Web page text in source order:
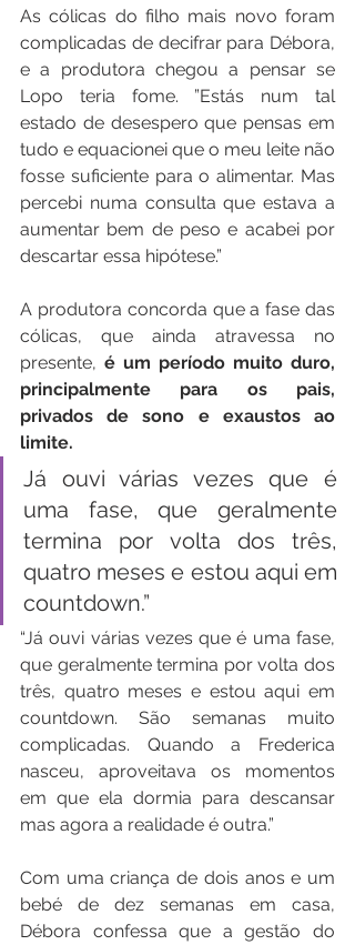
As cólicas do filho mais novo foram
complicadas de decifrar para Débora,
e a produtora chegou a pensar se
Lopo teria fome. ”Estás num tal
estado de desespero que pensas em
tudo e equacionei que o meu leite não
fosse suficiente para o alimentar. Mas
percebi numa consulta que estava a
aumentar bem de peso e acabei por
descartar essa hipótese.”
A produtora concorda que a fase das
cólicas, que ainda atravessa no
presente, é um período muito duro,
principalmente para os pais,
privados de sono e exaustos ao
limite.
Já ouvi várias vezes que é
uma fase, que geralmente
termina por volta dos três,
quatro meses e estou aqui em
countdown.”
“Já ouvi várias vezes que é uma fase,
que geralmente termina por volta dos
três, quatro meses e estou aqui em
countdown. São semanas muito
complicadas. Quando a Frederica
nasceu, aproveitava os momentos
em que ela dormia para descansar
mas agora a realidade é outra.”
Com uma criança de dois anos e um
bebé de dez semanas em casa,
Débora confessa que a gestão do